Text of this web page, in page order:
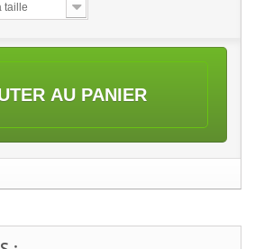
taille
AU PANIER